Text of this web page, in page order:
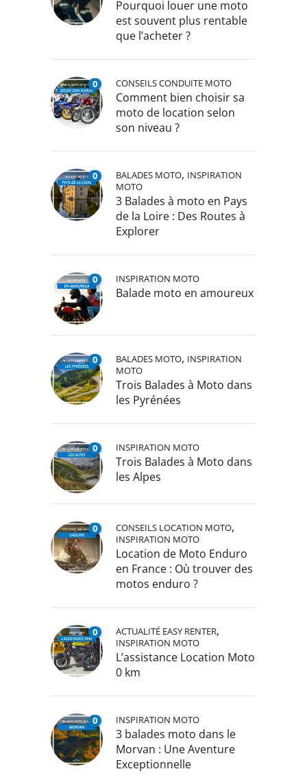
Pourquoi louer une moto
est souvent plus rentable
que l’acheter ?
0 CONSEILS CONDUITE MOTO
Comment bien choisir sa
moto de location selon
son niveau ?
0 BALADES MOTO, INSPIRATION
MOTO
3 Balades à moto en Pays
de la Loire : Des Routes à
Explorer
0 INSPIRATION MOTO
Balade moto en amoureux
0 BALADES MOTO, INSPIRATION
MOTO
Trois Balades à Moto dans
les Pyrénées
0 INSPIRATION MOTO
Trois Balades à Moto dans
les Alpes
0 CONSEILS LOCATION MOTO,
INSPIRATION MOTO
Location de Moto Enduro
en France : Où trouver des
motos enduro ?
0 ACTUALITÉ EASY RENTER,
INSPIRATION MOTO
L’assistance Location Moto
0 km
0 INSPIRATION MOTO
3 balades moto dans le
Morvan : Une Aventure
Exceptionnelle